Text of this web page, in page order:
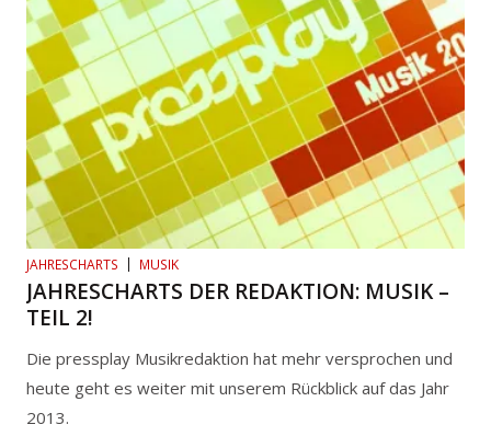
JAHRESCHARTS MUSIK
JAHRESCHARTS DER REDAKTION: MUSIK –
TEIL 2!
Die pressplay Musikredaktion hat mehr versprochen und
heute geht es weiter mit unserem Rückblick auf das Jahr
2013.